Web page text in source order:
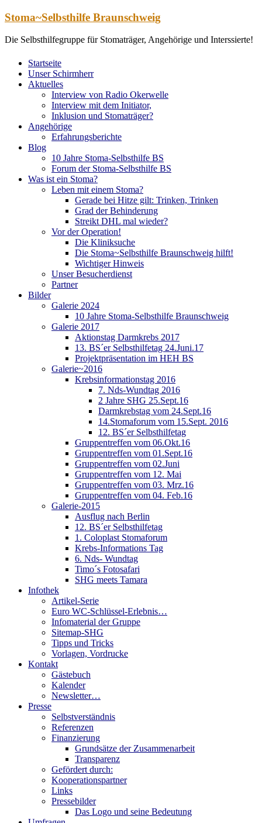
Zum
springen
Stoma~Selbsthilfe Braunschweig
Die Selbsthilfegruppe für Stomaträger, Angehörige und Interssierte!
Startseite
Unser Schirmherr
Aktuelles
Interview von Radio Okerwelle
Interview mit dem Initiator,
Inklusion und Stomaträger?
Angehörige
Erfahrungsberichte
Blog
10 Jahre Stoma-Selbsthilfe BS
Forum der Stoma-Selbsthilfe BS
Was ist ein Stoma?
Leben mit einem Stoma?
Gerade bei Hitze gilt: Trinken, Trinken
Grad der Behinderung
Streikt DHL mal wieder?
Vor der Operation!
Die Kliniksuche
Die Stoma~Selbsthilfe Braunschweig hilft!
Wichtiger Hinweis
Unser Besucherdienst
Partner
Bilder
Galerie 2024
10 Jahre Stoma-Selbsthilfe Braunschweig
Galerie 2017
Aktionstag Darmkrebs 2017
13. BS´er Selbsthilfetag 24.Juni.17
Projektpräsentation im HEH BS
Galerie~2016
Krebsinformationstag 2016
7. Nds-Wundtag 2016
2 Jahre SHG 25.Sept.16
Darmkrebstag vom 24.Sept.16
14.Stomaforum vom 15.Sept. 2016
12. BS´er Selbsthilfetag
Gruppentreffen vom 06.Okt.16
Gruppentreffen vom 01.Sept.16
Gruppentreffen vom 02.Juni
Gruppentreffen vom 12. Mai
Gruppentreffen vom 03. Mrz.16
Gruppentreffen vom 04. Feb.16
Galerie-2015
Ausflug nach Berlin
12. BS´er Selbsthilfetag
1. Coloplast Stomaforum
Krebs-Informations Tag
6. Nds- Wundtag
Timo´s Fotosafari
SHG meets Tamara
Infothek
Artikel-Serie
Euro WC-Schlüssel-Erlebnis…
Infomaterial der Gruppe
Sitemap-SHG
Tipps und Tricks
Vorlagen, Vordrucke
Kontakt
Gästebuch
Kalender
Newsletter…
Presse
Selbstverständnis
Referenzen
Finanzierung
Grundsätze der Zusammenarbeit
Transparenz
Gefördert durch:
Kooperationspartner
Links
Pressebilder
Das Logo und seine Bedeutung